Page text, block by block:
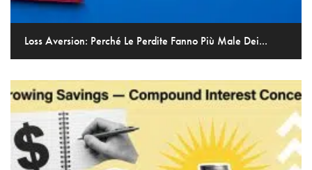
Loss Aversion: Perché Le Perdite Fanno Più Male Dei...